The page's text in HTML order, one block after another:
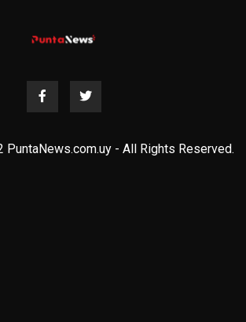
- All Rights Reserved.